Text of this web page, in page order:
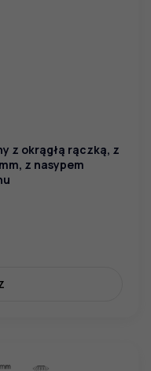
z okrągłą rączką, z
z nasypem